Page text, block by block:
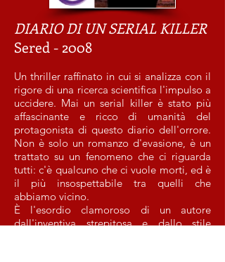
DIARIO DI UN SERIAL KILLER
Sered - 2008
Un thriller raffinato in cui si analizza con il
rigore di una ricerca scientifica l'impulso a
uccidere. Mai un serial killer è stato più
affascinante e ricco di umanità del
protagonista di questo diario dell'orrore.
Non è solo un romanzo d'evasione, è un
trattato su un fenomeno che ci riguarda
tutti: c'è qualcuno che ci vuole morti, ed è
il più insospettabile tra quelli che
abbiamo vicino.
È l'esordio clamoroso di un autore
dall'inventiva strepitosa e dallo stile